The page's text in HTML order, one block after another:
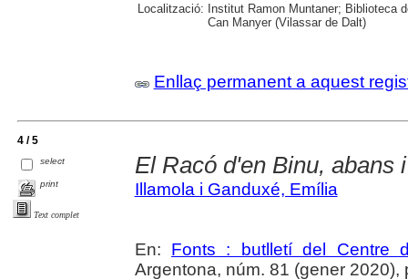
Localització: Institut Ramon Muntaner; Biblioteca
Can Manyer (Vilassar de Dalt)
Enllaç permanent a aquest
4 / 5
select
print
Text complet
El Racó d'en Binu, abans
Illamola i Ganduxé, Emília
En: Fonts : butlletí del Centre
Argentona, núm. 81 (gener 2020),